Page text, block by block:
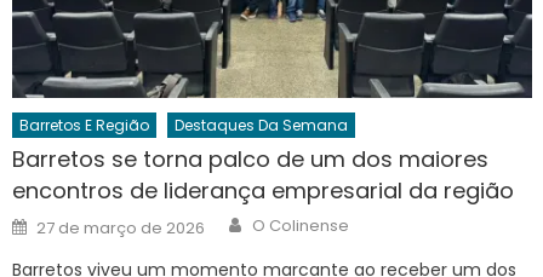
Barretos E Região Destaques Da Semana
Barretos se torna palco de um dos maiores
encontros de liderança empresarial da região
Posted
on
27 de março de 2026 Author
O Colinense
Barretos viveu um momento marcante ao receber um dos